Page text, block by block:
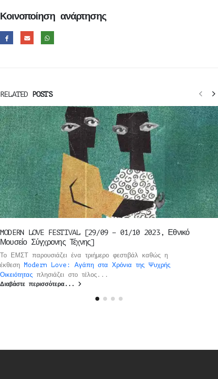
Κοινοποίηση ανάρτησης
RELATED POSTS
MODERN LOVE FESTIVAL [29/09 – 01/10 2023, Εθνικό
Μουσείο Σύγχρονης Τέχνης]
Το ΕΜΣΤ παρουσιάζει ένα τριήμερο φεστιβάλ καθώς η
έκθεση Modern Love: Αγάπη στα Χρόνια της Ψυχρής
Οικειότητας πλησιάζει στο τέλος...
Διαβάστε περισσότερα...